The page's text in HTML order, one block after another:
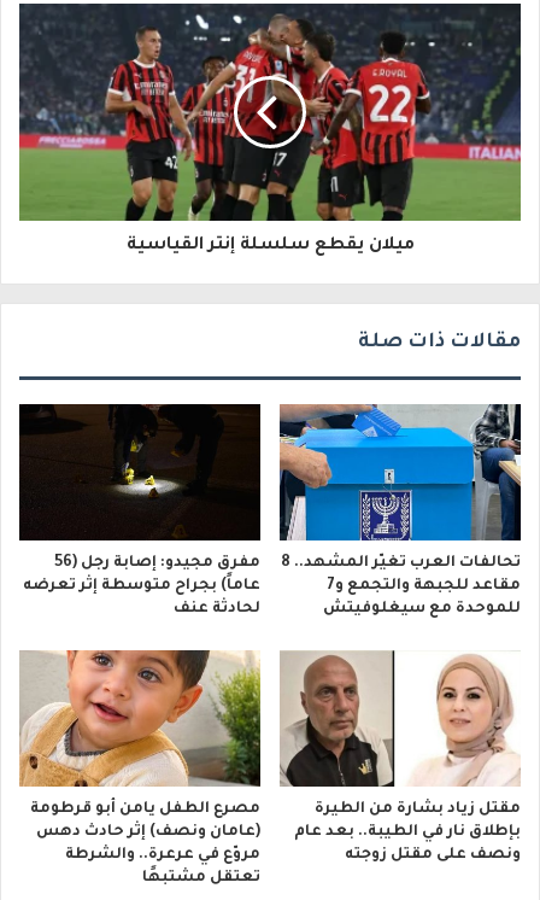
ل
ك
ت
ر
ي
ميلان يقطع سلسلة إنتر القياسية
مقالات ذات صلة
تحالفات العرب تغيّر المشهد.. 8
مقاعد للجبهة والتجمع و7
للموحدة مع سيغلوفيتش
مفرق مجيدو: إصابة رجل (56
عاماً) بجراح متوسطة إثر تعرضه
لحادثة عنف
مقتل زياد بشارة من الطيرة
بإطلاق نار في الطيبة.. بعد عام
ونصف على مقتل زوجته
مصرع الطفل يامن أبو قرطومة
(عامان ونصف) إثر حادث دهس
مروّع في عرعرة.. والشرطة
تعتقل مشتبهًا